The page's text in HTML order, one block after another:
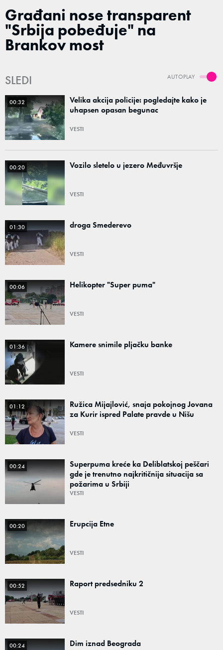
Građani nose transparent
"Srbija pobeđuje" na
Brankov most
AUTOPLAY
SLEDI
00:32
Velika akcija policije: pogledajte kako je
uhapsen opasan begunac
VESTI
00:20 Vozilo sletelo u jezero Međuvršje
VESTI
01:30 droga Smederevo
VESTI
00:06 Helikopter "Super puma"
VESTI
01:36 Kamere snimile pljačku banke
VESTI
01:12
Ružica Mijajlović, snaja pokojnog Jovana
za Kurir ispred Palate pravde u Nišu
VESTI
00:24
Superpuma kreće ka Deliblatskoj peščari
gde je trenutno najkritičnija situacija sa
požarima u Srbiji
VESTI
00:20 Erupcija Etne
VESTI
00:52 Raport predsedniku 2
VESTI
00:24 Dim iznad Beograda